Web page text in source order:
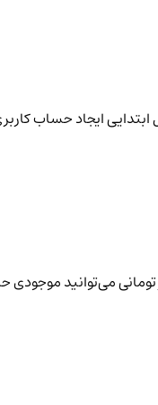
ایجاد حساب
تومانی می‌توانید